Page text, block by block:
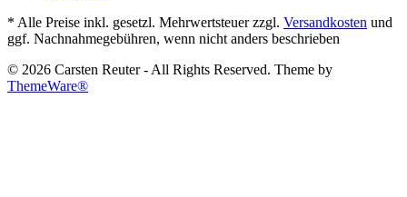
* Alle Preise inkl. gesetzl. Mehrwertsteuer zzgl. Versandkosten und
ggf. Nachnahmegebühren, wenn nicht anders beschrieben
© 2026 Carsten Reuter - All Rights Reserved. Theme by
ThemeWare®